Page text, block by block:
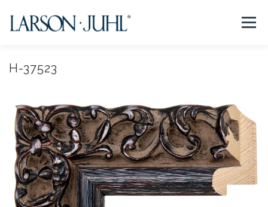
メニュー
NEWS
取扱店リスト お問い合わせ 法人のお客様
EN/CN
H-37523